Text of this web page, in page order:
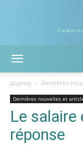
додому Dernières
Dernières nouvelles et
Le salaire
réponse